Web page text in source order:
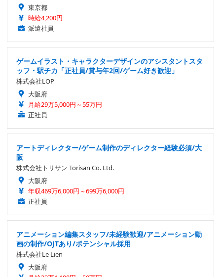
東京都
時給4,200円
派遣社員
ゲームイラスト・キャラクターデザインのアシスタントスタ
ッフ・駅チカ「正社員/賞与年2回/ゲーム好き歓迎」
株式会社LOP
大阪府
月給29万5,000円～55万円
正社員
アートディレクター/ゲーム制作のディレクター経験必須/大
阪
株式会社トリサン Torisan Co. Ltd.
大阪府
年収469万6,000円～699万6,000円
正社員
アニメーション編集スタッフ/未経験歓迎/アニメーション動
画の制作/OJTあり/ポテンシャル採用
株式会社Le Lien
大阪府